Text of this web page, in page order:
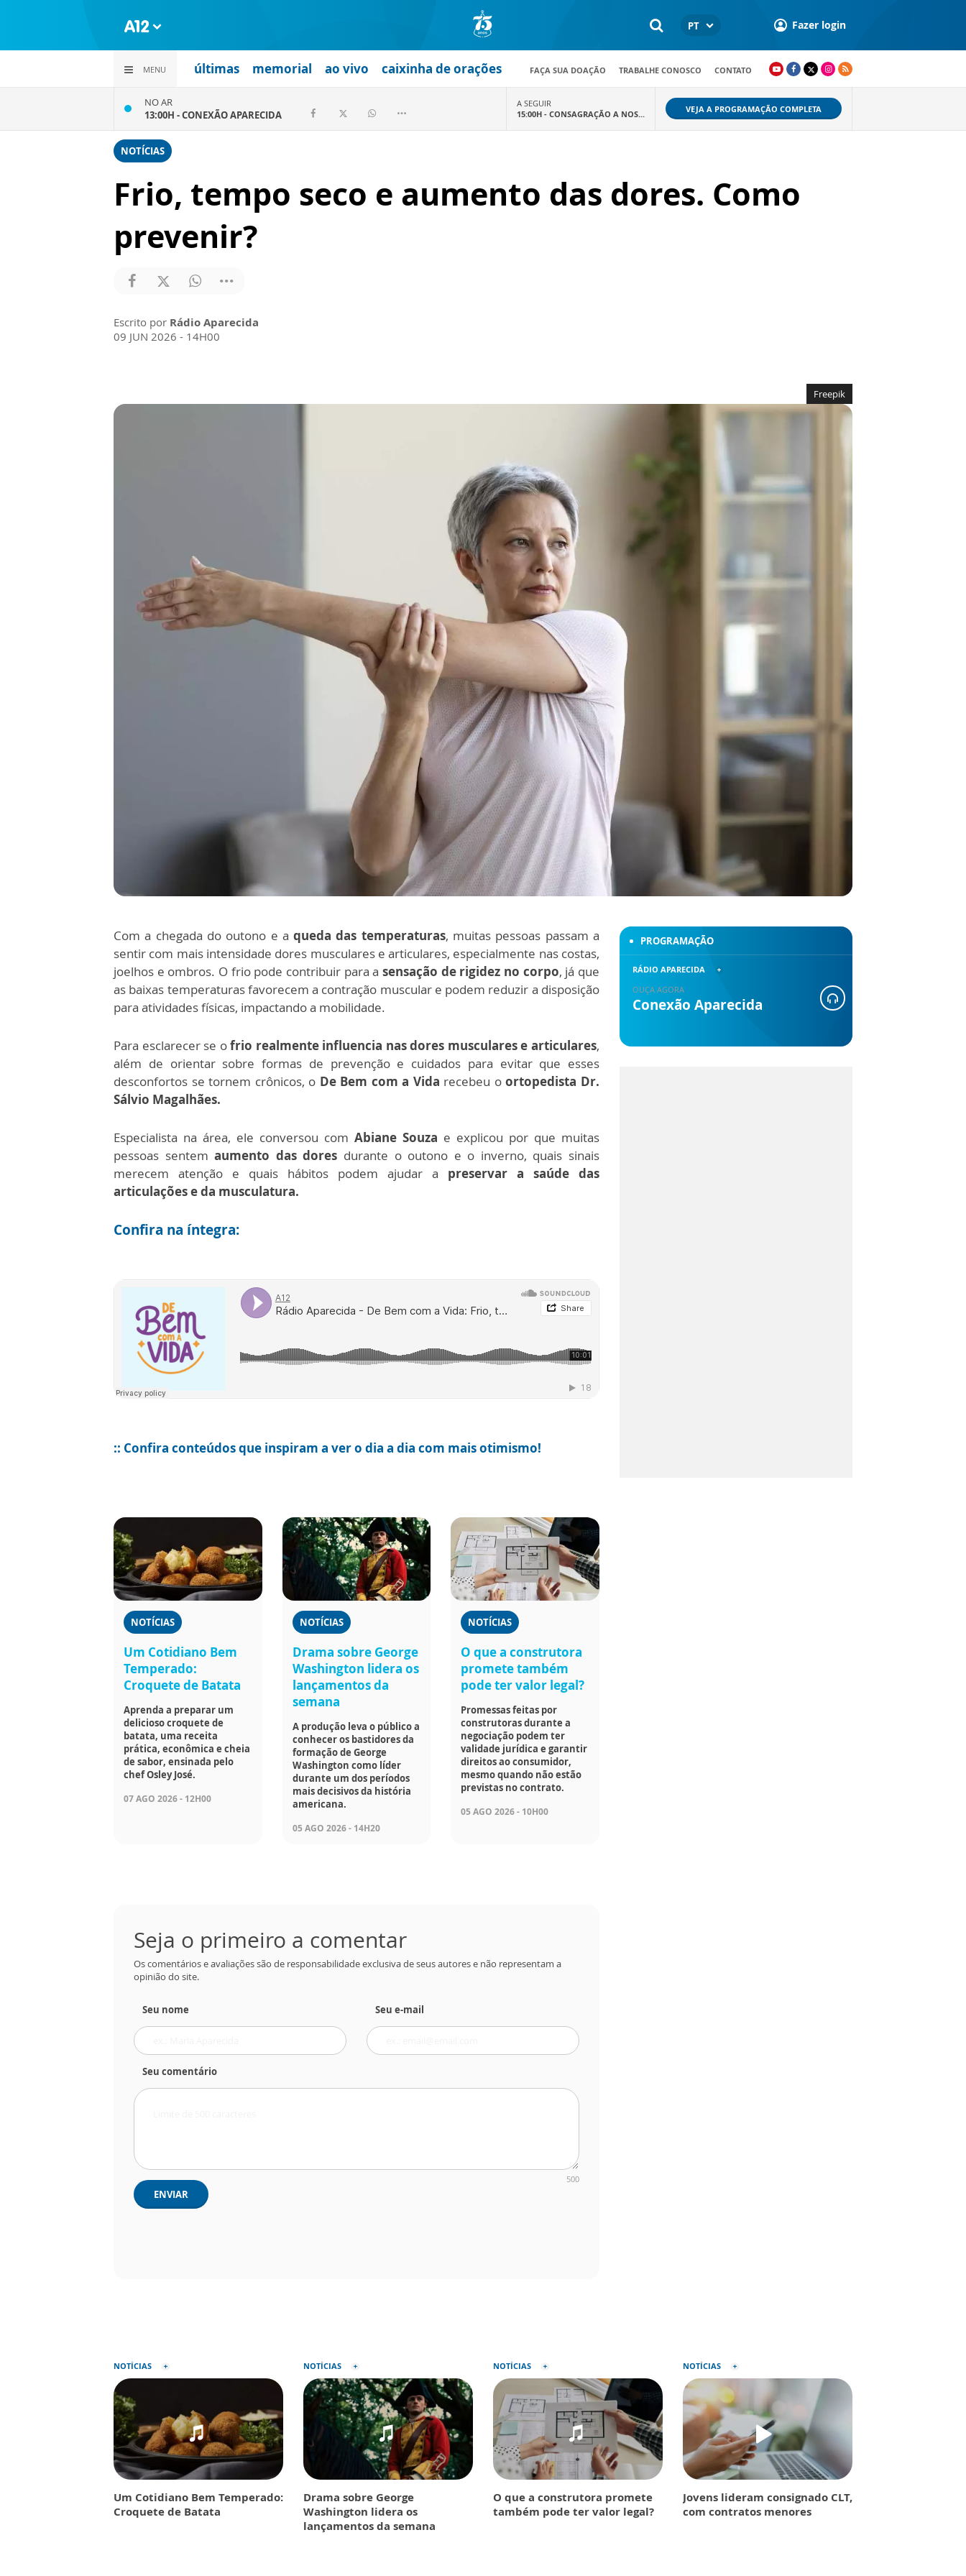
PT Fazer login
MENU últimas memorial ao vivo caixinha de orações FAÇA SUA DOAÇÃO TRABALHE CONOSCO CONTATO
NO AR
13:00H -CONEXÃO APARECIDA
A SEGUIR
15:00H - CONSAGRAÇÃO A NOS... VEJA A PROGRAMAÇÃO COMPLETA
NOTÍCIAS
Frio, tempo seco e aumento das dores. Como
prevenir?
Escrito por Rádio Aparecida
09 JUN 2026 - 14H00
Freepik
Com a chegada do outono e aqueda das temperaturas, muitas pessoas passam a
sentir com mais intensidade dores musculares e articulares, especialmente nas costas,
joelhos e ombros. O frio pode contribuir para a sensação de rigidez no corpo, já que
as baixas temperaturas favorecem a contração muscular e podem reduzir a disposição
para atividades físicas, impactando a mobilidade.
Para esclarecer se ofrio realmente influencia nas dores musculares e articulares,
além de orientar sobre formas de prevenção e cuidados para evitar que esses
desconfortos se tornem crônicos, o De Bem com a Vida recebeu oortopedista Dr.
Sálvio Magalhães.
Especialista na área, ele conversou com Abiane Souza e explicou por que muitas
pessoas sentem aumento das dores durante o outono e o inverno, quais sinais
merecem atenção e quais hábitos podem ajudar a preservar a saúde das
articulações e da musculatura.
Confira na íntegra:
:: Confira conteúdos que inspiram a ver o dia a dia com mais otimismo!
NOTÍCIAS
Um Cotidiano Bem
Temperado:
Croquete de Batata
Aprenda a preparar um
delicioso croquete de
batata, uma receita
prática, econômica e cheia
de sabor, ensinada pelo
chef Osley José.
07 AGO 2026 - 12H00
NOTÍCIAS
Drama sobre George
Washington lidera os
lançamentos da
semana
A produção leva o público a
conhecer os bastidores da
formação de George
Washington como líder
durante um dos períodos
mais decisivos da história
americana.
05 AGO 2026 - 14H20
NOTÍCIAS
O que a construtora
promete também
pode ter valor legal?
Promessas feitas por
construtoras durante a
negociação podem ter
validade jurídica e garantir
direitos ao consumidor,
mesmo quando não estão
previstas no contrato.
05 AGO 2026 - 10H00
Seja o primeiro a comentar
Os comentários e avaliações são de responsabilidade exclusiva de seus autores e não representam a
opinião do site.
Seu nome Seu e-mail
Seu comentário
500
ENVIAR
PROGRAMAÇÃO
RÁDIO APARECIDA
OUÇA AGORA
Conexão Aparecida
NOTÍCIAS
Um Cotidiano Bem Temperado:
Croquete de Batata
NOTÍCIAS
Drama sobre George
Washington lidera os
lançamentos da semana
NOTÍCIAS
O que a construtora promete
também pode ter valor legal?
NOTÍCIAS
Jovens lideram consignado CLT,
com contratos menores